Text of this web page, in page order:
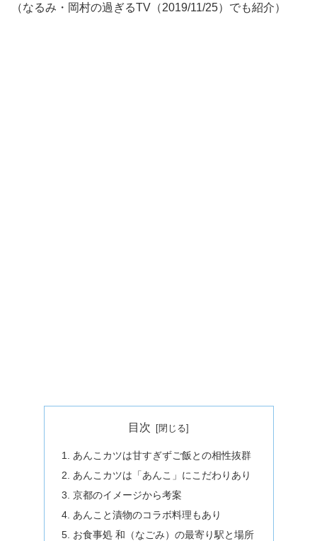
（なるみ・岡村の過ぎるTV（2019/11/25）でも紹介）
目次
あんこカツは甘すぎずご飯との相性抜群
あんこカツは「あんこ」にこだわりあり
京都のイメージから考案
あんこと漬物のコラボ料理もあり
お食事処 和（なごみ）の最寄り駅と場所